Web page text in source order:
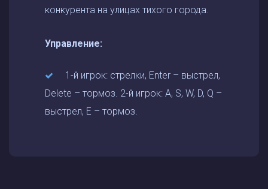
конкурента на улицах тихого города.
Управление:
1-й игрок: стрелки, Enter – выстрел,
Delete – тормоз. 2-й игрок: A, S, W, D, Q –
выстрел, E – тормоз.